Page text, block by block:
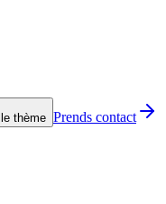
thème Prends contact